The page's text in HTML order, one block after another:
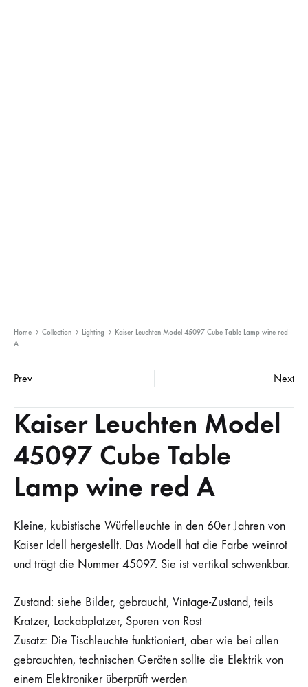
Home Collection Lighting
Kaiser Leuchten Model 45097 Cube Table Lamp wine red
A
Product
Prev Next
Kaiser Leuchten Model
45097 Cube Table
Lamp wine red A
Kleine, kubistische Würfelleuchte in den 60er Jahren von
Kaiser Idell hergestellt. Das Modell hat die Farbe weinrot
und trägt die Nummer 45097. Sie ist vertikal schwenkbar.
Zustand: siehe Bilder, gebraucht, Vintage-Zustand, teils
Kratzer, Lackabplatzer, Spuren von Rost
Zusatz: Die Tischleuchte funktioniert, aber wie bei allen
gebrauchten, technischen Geräten sollte die Elektrik von
einem Elektroniker überprüft werden